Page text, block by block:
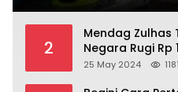
2
Mendag Zulhas
Negara Rugi Rp
25 May 2024 1181